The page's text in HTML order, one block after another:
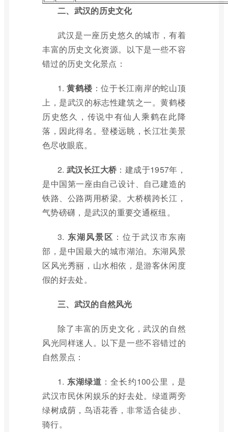
二、武汉的历史文化
武汉是一座历史悠久的城市，有着
丰富的历史文化资源。以下是一些不容
错过的历史文化景点：
1.黄鹤楼 ：位于长江南岸的蛇山顶
上，是武汉的标志性建筑之一。黄鹤楼
历史悠久，传说中有仙人乘鹤在此降
落，因此得名。登楼远眺，长江壮美景
色尽收眼底。
2. 武汉长江大桥 ：建成于1957年，
是中国第一座由自己设计、自己建造的
铁路、公路两用桥梁。大桥横跨长江，
气势磅礴，是武汉的重要交通枢纽。
3. 东湖风景区 ：位于武汉市东南
部，是中国最大的城市湖泊。东湖风景
区风光秀丽，山水相依，是游客休闲度
假的好去处。
三、武汉的自然风光
除了丰富的历史文化，武汉的自然
风光同样迷人。以下是一些不容错过的
自然景点：
1. 东湖绿道 ：全长约100公里，是
武汉市民休闲娱乐的好去处。绿道两旁
绿树成荫，鸟语花香，非常适合徒步、
骑行。